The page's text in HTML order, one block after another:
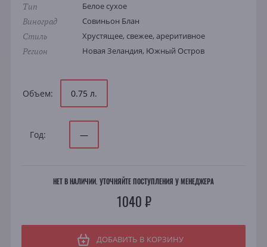
Тип Белое сухое
Виноград Совиньон Блан
Стиль Хрустящее, свежее, ареритивное
Регион Новая Зеландия, Южный Остров
Объем: 0.75 л.
Год: —
НЕТ В НАЛИЧИИ. УТОЧНЯЙТЕ ПОСТУПЛЕНИЯ У МЕНЕДЖЕРА
1040 ₽
ДОБАВИТЬ В КОРЗИНУ